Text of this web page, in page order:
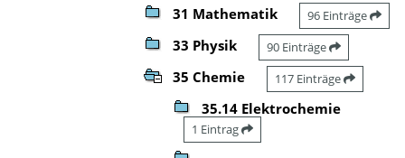
31 Mathematik 96 Einträge
33 Physik 90 Einträge
35 Chemie 117 Einträge
35.14 Elektrochemie
1 Eintrag